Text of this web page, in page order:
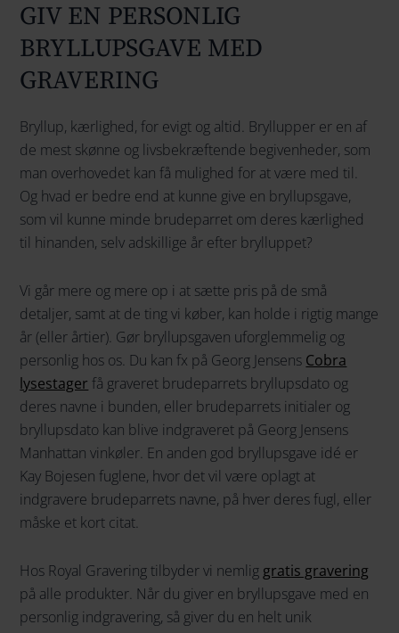
GIV EN PERSONLIG
BRYLLUPSGAVE MED
GRAVERING
Bryllup, kærlighed, for evigt og altid. Bryllupper er en af
de mest skønne og livsbekræftende begivenheder, som
man overhovedet kan få mulighed for at være med til.
Og hvad er bedre end at kunne give en bryllupsgave,
som vil kunne minde brudeparret om deres kærlighed
til hinanden, selv adskillige år efter brylluppet?
Vi går mere og mere op i at sætte pris på de små
detaljer, samt at de ting vi køber, kan holde i rigtig mange
år (eller årtier). Gør bryllupsgaven uforglemmelig og
personlig hos os. Du kan fx på Georg Jensens Cobra
lysestager få graveret brudeparrets bryllupsdato og
deres navne i bunden, eller brudeparrets initialer og
bryllupsdato kan blive indgraveret på Georg Jensens
Manhattan vinkøler. En anden god bryllupsgave idé er
Kay Bojesen fuglene, hvor det vil være oplagt at
indgravere brudeparrets navne, på hver deres fugl, eller
måske et kort citat.
Hos Royal Gravering tilbyder vi nemlig gratis gravering
på alle produkter. Når du giver en bryllupsgave med en
personlig indgravering, så giver du en helt unik